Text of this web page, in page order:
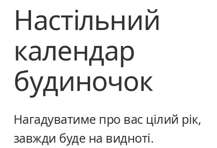
Настільний
календар
будиночок
Нагадуватиме про вас цілий рік,
завжди буде на видноті.